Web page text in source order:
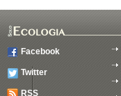
Facebook
Twitter
RSS